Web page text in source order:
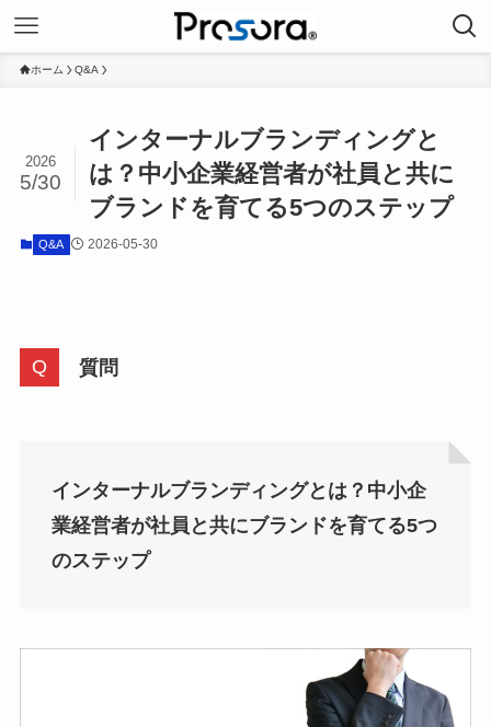
ホーム Q&A
インターナルブランディングと
は？中小企業経営者が社員と共に
ブランドを育てる5つのステップ
2026
5/30
Q&A 2026-05-30
質問
インターナルブランディングとは？中小企
業経営者が社員と共にブランドを育てる5つ
のステップ